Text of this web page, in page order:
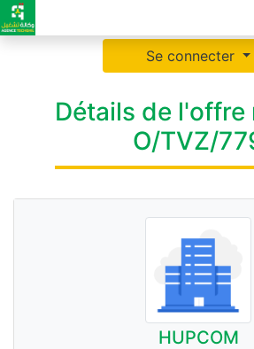
Se connecter
Détails de l'offre
O/TVZ/
HUPCOM